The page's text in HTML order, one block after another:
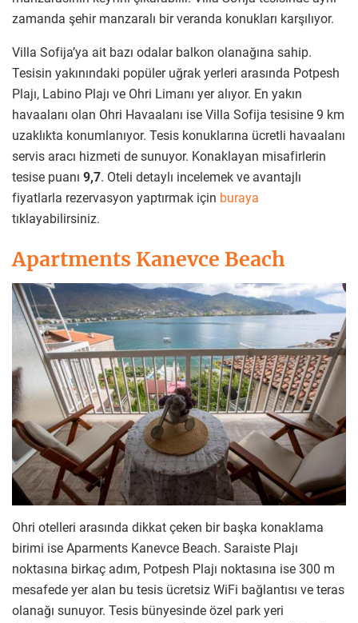
zamanda şehir manzaralı bir veranda konukları karşılıyor.
Villa Sofija’ya ait bazı odalar balkon olanağına sahip.
Tesisin yakınındaki popüler uğrak yerleri arasında Potpesh
Plajı, Labino Plajı ve Ohri Limanı yer alıyor. En yakın
havaalanı olan Ohri Havaalanı ise Villa Sofija tesisine 9 km
uzaklıkta konumlanıyor. Tesis konuklarına ücretli havaalanı
servis aracı hizmeti de sunuyor. Konaklayan misafirlerin
tesise puanı 9,7. Oteli detaylı incelemek ve avantajlı
fiyatlarla rezervasyon yaptırmak için buraya
tıklayabilirsiniz.
Apartments Kanevce Beach
Ohri otelleri arasında dikkat çeken bir başka konaklama
birimi ise Aparments Kanevce Beach. Saraiste Plajı
noktasına birkaç adım, Potpesh Plajı noktasına ise 300 m
mesafede yer alan bu tesis ücretsiz WiFi bağlantısı ve teras
olanağı sunuyor. Tesis bünyesinde özel park yeri